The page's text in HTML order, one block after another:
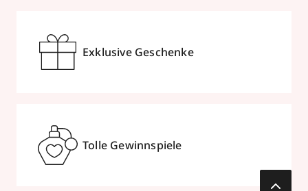
Exklusive Geschenke
Tolle Gewinnspiele